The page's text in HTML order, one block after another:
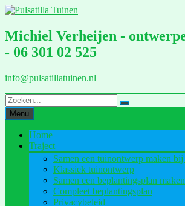
Ga
de
inhoud
Michiel Verheijen -
- 06 301 02 525
info@pulsatillatuinen.nl
Menu
Home
Traject
Samen een tuinontwerp maken
Klassiek tuinontwerp
Samen een beplantingsplan maken
Compleet beplantingsplan
Privacybeleid